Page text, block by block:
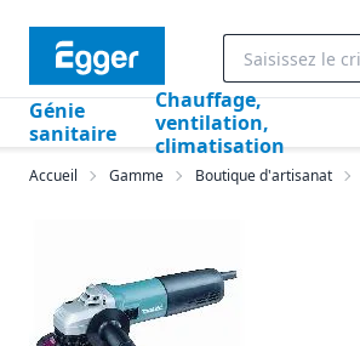
Génie
sanitaire
Chauffage,
ventilation,
climatisation
Accueil Gamme Boutique d'artisanat